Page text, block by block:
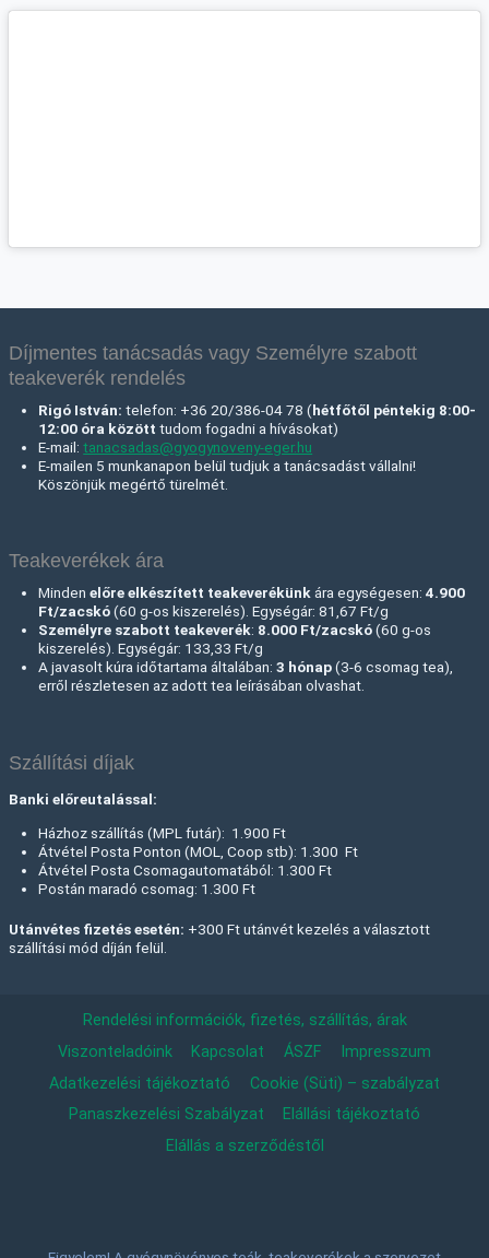
Díjmentes tanácsadás vagy Személyre szabott
teakeverék rendelés
Rigó István:telefon: +36 20/386-04 78 (hétfőtől péntekig 8:00-
12:00 óra között tudom fogadni a hívásokat)
E-mail:tanacsadas@gyogynoveny-eger.hu
E-mailen 5 munkanapon belül tudjuk a tanácsadást vállalni!
Köszönjük megértő türelmét.
Teakeverékek ára
Mindenelőre elkészített teakeverékünk ára egységesen:4.900
Ft/zacskó(60 g-os kiszerelés). Egységár: 81,67 Ft/g
Személyre szabott teakeverék: 8.000 Ft/zacskó(60 g-os
kiszerelés). Egységár: 133,33 Ft/g
A javasolt kúra időtartama általában: 3 hónap(3-6 csomag tea),
erről részletesen az adott tea leírásában olvashat.
Szállítási díjak
Banki előreutalással:
Házhoz szállítás (MPL futár): 1.900 Ft
Átvétel Posta Ponton (MOL, Coop stb): 1.300 Ft
Átvétel Posta Csomagautomatából: 1.300 Ft
Postán maradó csomag: 1.300 Ft
Utánvétes fizetés esetén: +300 Ft utánvét kezelés a választott
szállítási mód díján felül.
Rendelési információk, fizetés, szállítás, árak
Viszonteladóink
Kapcsolat ÁSZF
Impresszum
Adatkezelési tájékoztató
Cookie (Süti) – szabályzat
Panaszkezelési Szabályzat
Elállási tájékoztató
Elállás a szerződéstől